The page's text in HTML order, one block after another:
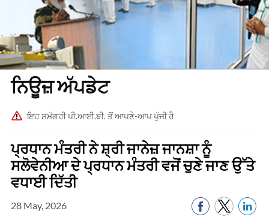
ਨਿਊਜ਼ ਅੱਪਡੇਟ
ਇਹ ਸਮੱਗਰੀ ਪੀ.ਆਈ.ਬੀ. ਤੋਂ ਆਪਣੇ-ਆਪ ਪੁੱਜੀ ਹੈ
ਪ੍ਰਧਾਨ ਮੰਤਰੀ ਨੇ ਸ਼੍ਰੀ ਜਾਨੇਜ਼ ਜਾਨਸ਼ਾ ਨੂੰ
ਸਲੋਵੇਨੀਆ ਦੇ ਪ੍ਰਧਾਨ ਮੰਤਰੀ ਵਜੋਂ ਚੁਣੇ ਜਾਣ ਉੱਤੇ
ਵਧਾਈ ਦਿੱਤੀ
28 May, 2026